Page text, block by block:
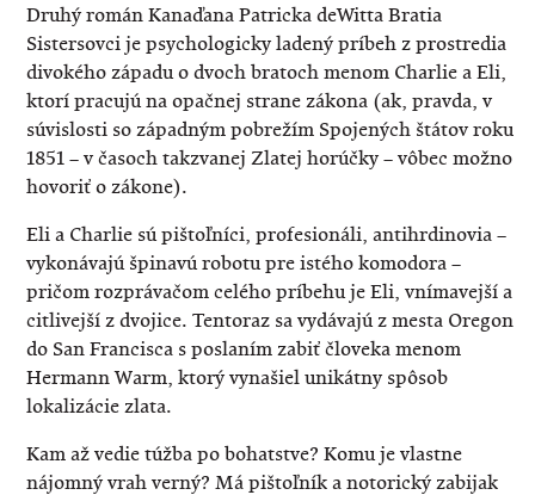
Druhý román Kanaďana Patricka deWitta Bratia
Sistersovci je psychologicky ladený príbeh z prostredia
divokého západu o dvoch bratoch menom Charlie a Eli,
ktorí pracujú na opačnej strane zákona (ak, pravda, v
súvislosti so západným pobrežím Spojených štátov roku
1851 – v časoch takzvanej Zlatej horúčky – vôbec možno
hovoriť o zákone).
Eli a Charlie sú pištoľníci, profesionáli, antihrdinovia –
vykonávajú špinavú robotu pre istého komodora –
pričom rozprávačom celého príbehu je Eli, vnímavejší a
citlivejší z dvojice. Tentoraz sa vydávajú z mesta Oregon
do San Francisca s poslaním zabiť človeka menom
Hermann Warm, ktorý vynašiel unikátny spôsob
lokalizácie zlata.
Kam až vedie túžba po bohatstve? Komu je vlastne
nájomný vrah verný? Má pištoľník a notorický zabijak